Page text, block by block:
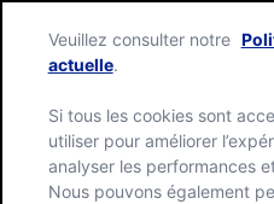
content
Green
Giant
home
Veuillez consulter notre
actuelle.
Si tous les cookies sont
utiliser pour améliorer
analyser les performances
Nous pouvons également